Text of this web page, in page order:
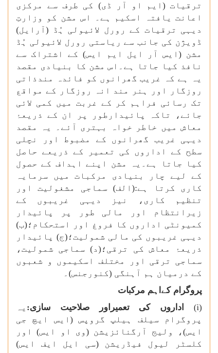
ترقیات (ایم او آر ڈی) کی طرف سے مرکزی
اعانت یافتہ اسکیم ہے۔ اس مشن کو وزارتِ
دیہی ترقیات کے رورل لائیولی ہُڈ (آرایل)
ڈویژن کی جانب سے ریاستی رورل لائیولی ہُڈ
مشن (ایس آر ایل ایم ایس) کے اشتراک سے
نافذ کیا جاتا ہے۔اس مشن کا بنیادی مقصد
یہ ہے کہ غریب گھرانوں کو فائدہ مندذاتی
روزگار اور ہنر مند انہ روزگار کے مواقع
تک رسائی فراہم کر کے غربت میں کمی لائی
جائے، تاکہ پائیدارطور پر ان کے ذریعۂ
معاش میں خاطر خواہ بہتری آئے۔ یہ مقصد
دیہی غریب گھرانوں کے مضبوط اور نچلی
سطح کے اداروں کی تعمیر کے ذریعے حاصل
کیا جاتا ہے۔یہ مشن اپنے اہداف کے حصول
کے لیے چار بنیادی مرکبات میں سرمایہ
کاری کرتا ہے:(الف) سماجی مشغولیت اور
تنظیم کاری، نیز دیہی غریبوں کے
زیرانتظام اور مالی طور پر پائیدار
کمیونٹی اداروں کا فروغ اور استحکام؛(ب)
دیہی غریبوں کی مالی شمولیت؛(ج) پائیدار
ذریعۂ معاش کی ترقی؛(د) سماجی شمولیت،
سماجی ترقی اور مختلف اسکیموں و شعبوں
کے درمیان ہم آہنگی (کنورجنس)۔
پروگرام کےاہم مرکبات
(
i
) اداروں کی تعمیراور صلاحیت سازی: یہ
پروگرام سیلف ہیلپ گروپس (ایس ایچ جی
ایس)، ولیج آرگنائزیشن (وی او ایس) اور
کلسٹر لیول فیڈریشن (سی ایل ایف ایس)